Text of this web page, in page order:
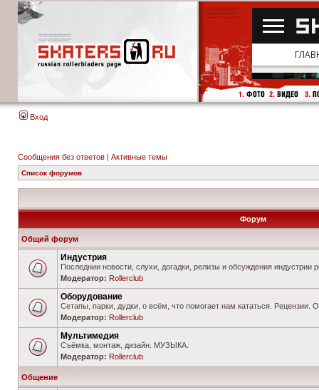
Вход
Сообщения без ответов | Активные темы
Список форумов
Форум
Общий форум
Индустрия
Последнии новости, слухи, догадки, релизы и обсуждения индустрии
Модератор: Rollerclub
Оборудование
Сетапы, парки, дудки, о всём, что помогает нам кататься.
Модератор: Rollerclub
Мультимедия
Съёмка, монтаж, дизайн. МУЗЫКА.
Модератор: Rollerclub
Общение